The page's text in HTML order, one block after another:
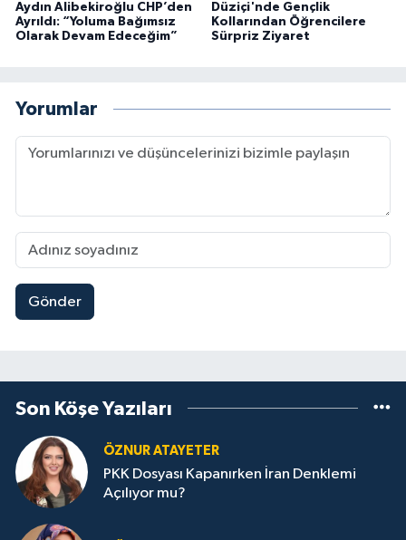
Aydın Alibekiroğlu CHP’den
Ayrıldı: “Yoluma Bağımsız
Olarak Devam Edeceğim”
Düziçi'nde Gençlik
Kollarından Öğrencilere
Sürpriz Ziyaret
Yorumlar
Gönder
Son Köşe Yazıları
ÖZNUR ATAYETER
PKK Dosyası Kapanırken İran Denklemi
Açılıyor mu?